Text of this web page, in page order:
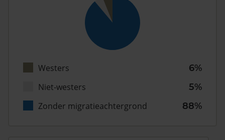
Westers
6%
Niet-westers
5%
Zonder migratieachtergrond
88%